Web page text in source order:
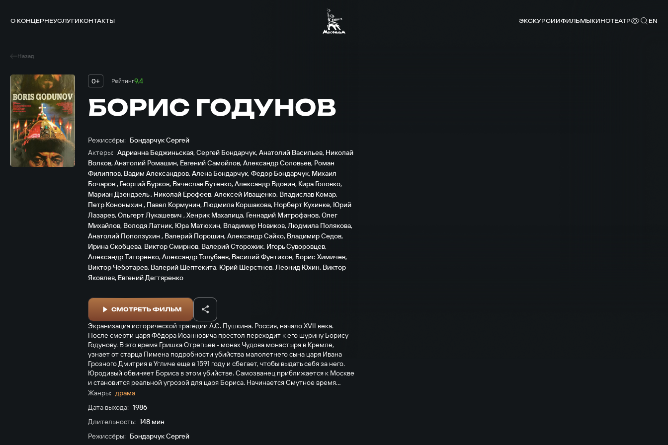
О КОНЦЕРНЕУСЛУГИКОНТАКТЫ ЭКСКУРСИИФИЛЬМЫКИНОТЕАТР EN
Назад
0+ Рейтинг9.4
БОРИС ГОДУНОВ
Режиссёры: Бондарчук Сергей
Актеры: Адрианна Беджиньская,Сергей Бондарчук,Анатолий Васильев, Николай
Волков,Анатолий Ромашин, Евгений Самойлов,Александр Соловьев, Роман
Филиппов, Вадим Александров,Алена Бондарчук,Федор Бондарчук, Михаил
Бочаров, Георгий Бурков, Вячеслав Бутенко,Александр Вдовин, Кира Головко,
Мариан Дзендзель, Николай Ерофеев,Алексей Иващенко, Владислав Комар,
Петр Кононыхин , Павел Кормунин,Людмила Коршакова, Норберт Кухинке, Юрий
Лазарев,Ольгерт Лукашевич ,Хенрик Махалица, Геннадий Митрофанов,Олег
Михайлов, Володя Латник, Юра Матюхин, Владимир Новиков,Людмила Полякова,
Анатолий Поползухин , Валерий Порошин,Александр Сайко, Владимир Седов,
Ирина Скобцева, Виктор Смирнов, Валерий Сторожик, Игорь Суворовцев,
Александр Титоренко,Александр Толубаев, Василий Фунтиков, Борис Химичев,
Виктор Чеботарев, Валерий Шептекита, Юрий Шерстнев,Леонид Юхин, Виктор
Яковлев, Евгений Дегтяренко
СМОТРЕТЬ ФИЛЬМ
Экранизация исторической трагедии А.С. Пушкина. Россия, начало XVII века.
После смерти царя Фёдора Иоанновича престол переходит к его шурину Борису
Годунову. В это время Гришка Отрепьев - монах Чудова монастыря в Кремле,
узнает от старца Пимена подробности убийства малолетнего сына царя Ивана
Грозного Дмитрия в Угличе еще в 1591 году и сбегает, чтобы выдать себя за него.
Юродивый обвиняет Бориса в этом убийстве. Самозванец приближается к Москве
и становится реальной угрозой для царя Бориса. Начинается Смутное время...
Жанры: драма
Дата выхода: 1986
Длительность: 148 мин
Режиссёры: Бондарчук Сергей